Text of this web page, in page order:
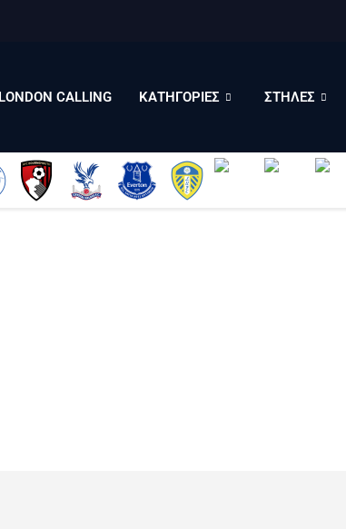
LONDON CALLING ΚΑΤΗΓΟΡΙΕΣ ΣΤΗΛΕΣ
ΒΑΘΜΟΛΟΓΙΕΣ